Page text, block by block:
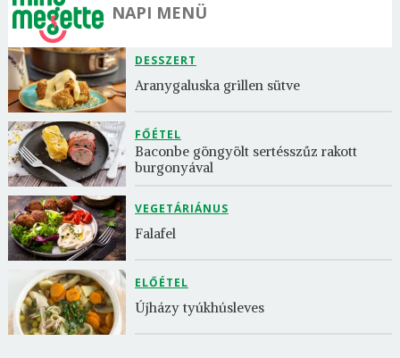
NAPI MENÜ
DESSZERT
Aranygaluska grillen sütve
FŐÉTEL
Baconbe göngyölt sertésszűz rakott
burgonyával
VEGETÁRIÁNUS
Falafel
ELŐÉTEL
Újházy tyúkhúsleves